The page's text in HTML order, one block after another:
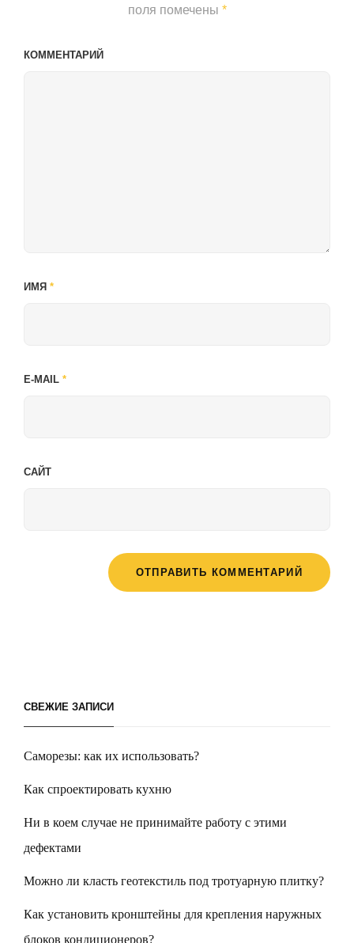
поля помечены *
КОММЕНТАРИЙ
ИМЯ *
E-MAIL *
САЙТ
СВЕЖИЕ ЗАПИСИ
Саморезы: как их использовать?
Как спроектировать кухню
Ни в коем случае не принимайте работу с этими
дефектами
Можно ли класть геотекстиль под тротуарную плитку?
Как установить кронштейны для крепления наружных
блоков кондиционеров?